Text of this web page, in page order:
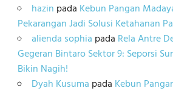
hazin pada Kebun Pangan
Pekarangan Jadi Solusi Ketahanan
alienda sophia pada Rela Antre
Gegeran Bintaro Sektor 9: Seporsi
Bikin Nagih!
Dyah Kusuma pada Kebun